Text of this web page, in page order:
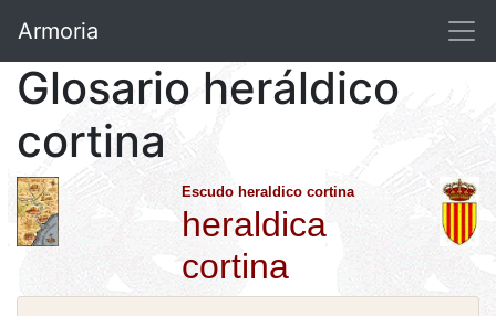
Armoria
Glosario heráldico
cortina
Escudo heraldico cortina
heraldica
cortina